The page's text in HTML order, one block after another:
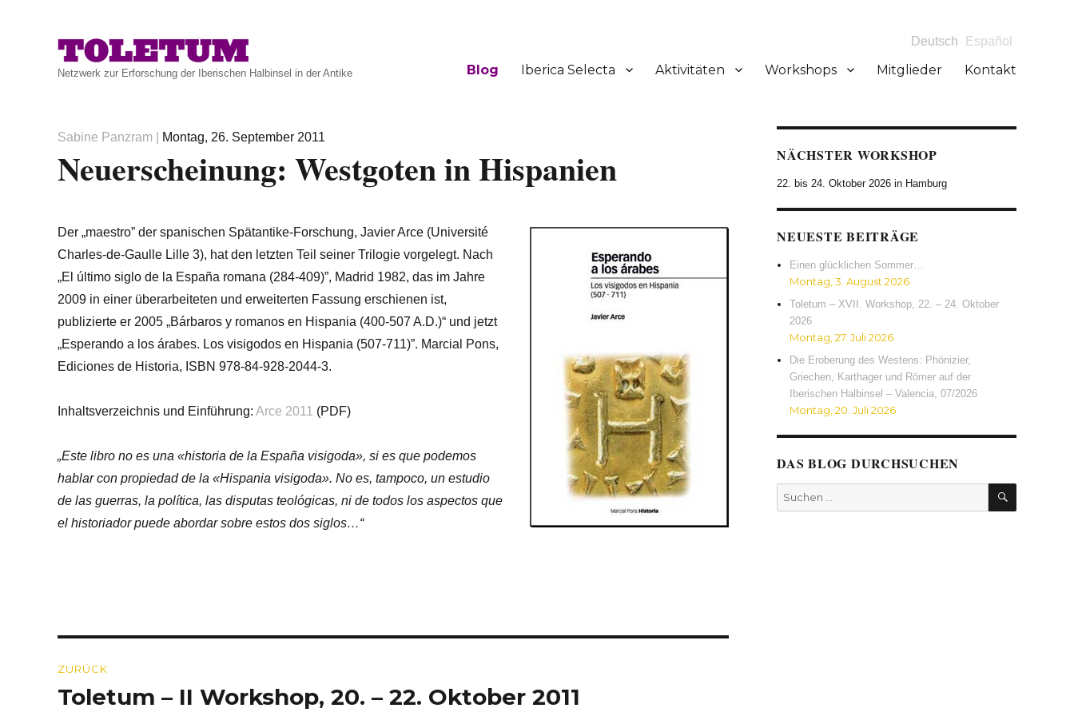
Netzwerk zur Erforschung der Iberischen Halbinsel in der Antike
Deutsch Español
Blog Iberica Selecta Aktivitäten Workshops Mitglieder Kontakt
Autor
Sabine Panzram
Veröffentlicht
am
Montag, 26. September 2011
Neuerscheinung: Westgoten in Hispanien
Der „maestro” der spanischen Spätantike-Forschung, Javier Arce (Université
Charles-de-Gaulle Lille 3), hat den letzten Teil seiner Trilogie vorgelegt. Nach
„El último siglo de la España romana (284-409)”, Madrid 1982, das im Jahre
2009 in einer überarbeiteten und erweiterten Fassung erschienen ist,
publizierte er 2005 „Bárbaros y romanos en Hispania (400-507 A.D.)“ und jetzt
„Esperando a los árabes. Los visigodos en Hispania (507-711)”. Marcial Pons,
Ediciones de Historia, ISBN 978-84-928-2044-3.
Inhaltsverzeichnis und Einführung: Arce 2011 (PDF)
„Este libro no es una «historia de la España visigoda», si es que podemos
hablar con propiedad de la «Hispania visigoda». No es, tampoco, un estudio
de las guerras, la política, las disputas teológicas, ni de todos los aspectos que
el historiador puede abordar sobre estos dos siglos…“
ZURÜCK
Vorheriger
Toletum – II Workshop, 20. – 22. Oktober 2011
NÄCHSTER WORKSHOP
22. bis 24. Oktober 2026 in Hamburg
NEUESTE BEITRÄGE
Einen glücklichen Sommer…
Montag, 3. August 2026
Toletum – XVII. Workshop, 22. – 24. Oktober
2026
Montag, 27. Juli 2026
Die Eroberung des Westens: Phönizier,
Griechen, Karthager und Römer auf der
Iberischen Halbinsel – Valencia, 07/2026
Montag, 20. Juli 2026
DAS BLOG DURCHSUCHEN
Suchen
nach:
SUCHEN